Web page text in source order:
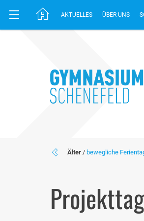
AKTUELLES ÜBER UNS
Älter / bewegliche